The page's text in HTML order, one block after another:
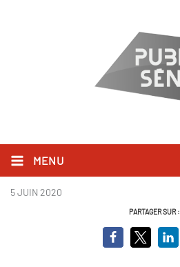
MENU
GENEVARD.JPG
5 JUIN 2020
PARTAGER SUR :